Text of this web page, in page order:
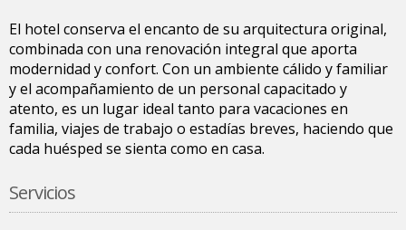
El hotel conserva el encanto de su arquitectura original,
combinada con una renovación integral que aporta
modernidad y confort. Con un ambiente cálido y familiar
y el acompañamiento de un personal capacitado y
atento, es un lugar ideal tanto para vacaciones en
familia, viajes de trabajo o estadías breves, haciendo que
cada huésped se sienta como en casa.
Servicios